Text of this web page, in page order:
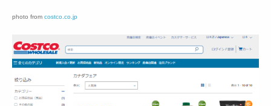
photo from costco.co.jp